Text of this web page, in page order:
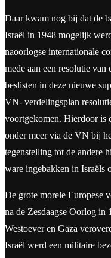
Daar kwam nog bij dat de
Israël in 1948 mogelijk
naoorlogse internationale
mede aan een resolutie
beslisten in deze nieuwe
VN- verdelingsplan
voortgekomen. Hierdoor is
onder meer via de VN bij
tegenstelling tot de andere
ware ingebakken in Israëls
De grote morele Europese
na de Zesdaagse Oorlog in
Westoever en Gaza
Israël werd een militaire